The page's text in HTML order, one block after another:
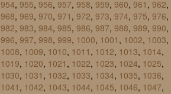
954, 955, 956, 957, 958, 959, 960, 961 , 962,
968, 969, 970, 971 , 972, 973, 974, 975, 976,
982, 983, 984, 985, 986, 987, 988, 989, 990,
996, 997, 998, 999, 1000, 1001 , 1002, 1003,
1008, 1009, 1010, 1011 , 1012, 1013, 1014,
1019, 1020, 1021 , 1022, 1023, 1024, 1025,
1030, 1031 , 1032, 1033, 1034, 1035, 1036,
1041 , 1042, 1043, 1044, 1045, 1046, 1047,